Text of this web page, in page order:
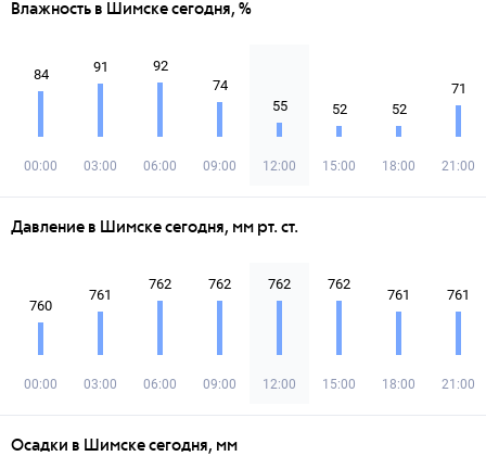
Влажность в Шимске сегодня, %
84
00:00
91
03:00
92
06:00
74
09:00
55
12:00
52
15:00
52
18:00
71
21:00
Давление в Шимске сегодня, мм рт. ст.
760
00:00
761
03:00
762
06:00
762
09:00
762
12:00
762
15:00
761
18:00
761
21:00
Осадки в Шимске сегодня, мм